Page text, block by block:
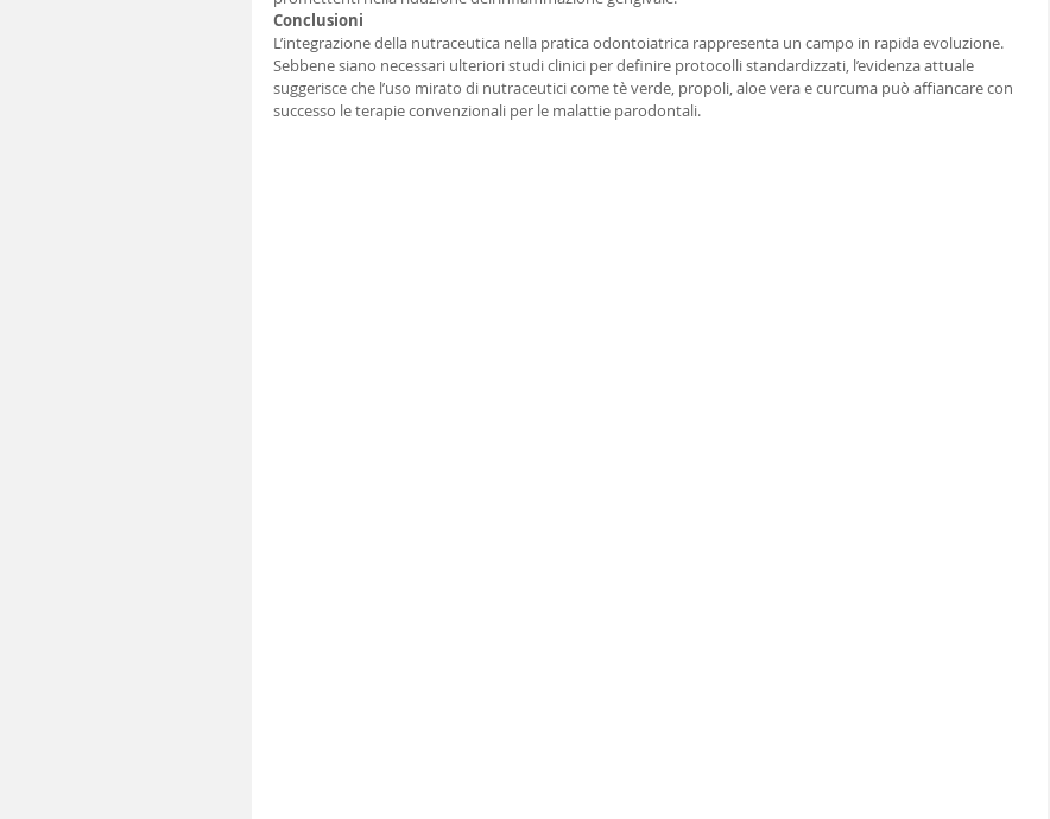
Conclusioni
L’integrazione della nutraceutica nella pratica odontoiatrica rappresenta un campo in rapida evoluzione.
Sebbene siano necessari ulteriori studi clinici per definire protocolli standardizzati, l’evidenza attuale
suggerisce che l’uso mirato di nutraceutici come tè verde, propoli, aloe vera e curcuma può affiancare con
successo le terapie convenzionali per le malattie parodontali.